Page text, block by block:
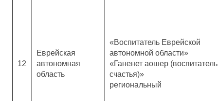
12
Еврейская
автономная
область
«Воспитатель Еврейской
автономной области»
«Ганенет аошер (воспитатель
счастья)»
региональный